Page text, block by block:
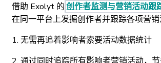
借助 Exolyt 的创作者监测与营销活动跟
在同一平台上发掘创作者并跟踪各项营销
1. 无需再追着影响者索要活动数据统计